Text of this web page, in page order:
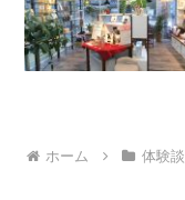
ホーム
体験談